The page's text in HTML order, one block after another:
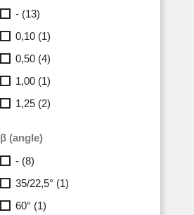
- (13)
0,10 (1)
0,50 (4)
1,00 (1)
1,25 (2)
β (angle)
- (8)
35/22,5° (1)
60° (1)